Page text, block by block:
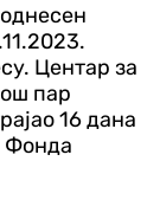
Центар за
пар
16 дана
Фонда